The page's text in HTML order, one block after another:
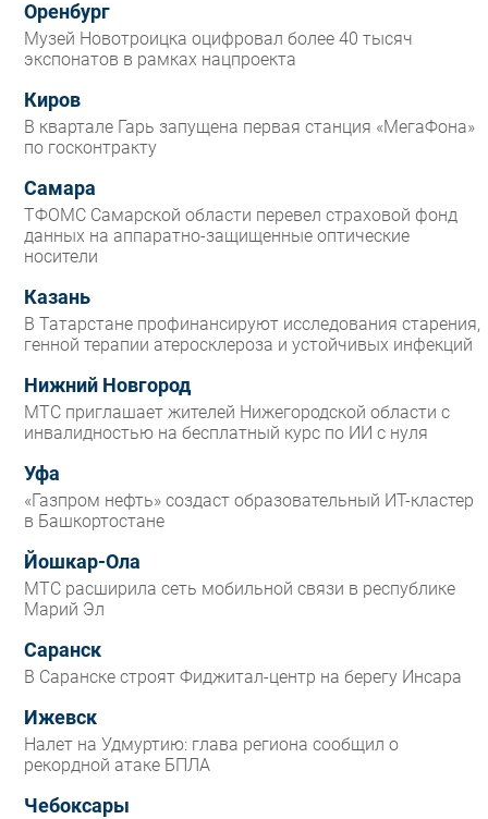
Оренбург
Музей Новотроицка оцифровал более 40 тысяч
экспонатов в рамках нацпроекта
Киров
В квартале Гарь запущена первая станция «МегаФона»
по госконтракту
Самара
ТФОМС Самарской области перевел страховой фонд
данных на аппаратно-защищенные оптические
носители
Казань
В Татарстане профинансируют исследования старения,
генной терапии атеросклероза и устойчивых инфекций
Нижний Новгород
МТС приглашает жителей Нижегородской области с
инвалидностью на бесплатный курс по ИИ с нуля
Уфа
«Газпром нефть» создаст образовательный ИТ-кластер
в Башкортостане
Йошкар-Ола
МТС расширила сеть мобильной связи в республике
Марий Эл
Саранск
В Саранске строят Фиджитал-центр на берегу Инсара
Ижевск
Налет на Удмуртию: глава региона сообщил о
рекордной атаке БПЛА
Чебоксары